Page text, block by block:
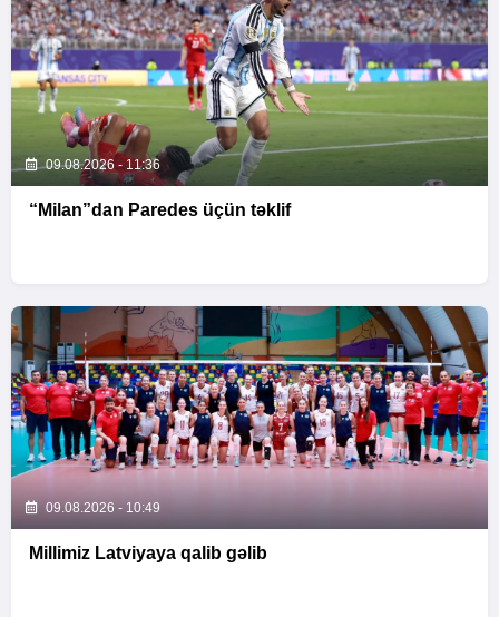
09.08.2026 - 11:36
“Milan”dan Paredes üçün təklif
09.08.2026 - 10:49
Millimiz Latviyaya qalib gəlib